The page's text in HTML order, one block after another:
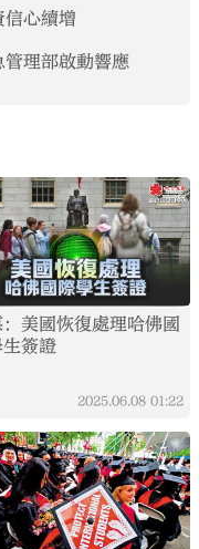
心續增
理部啟動響應
美國恢復處理哈佛國
生簽證
2025.06.08 01:22